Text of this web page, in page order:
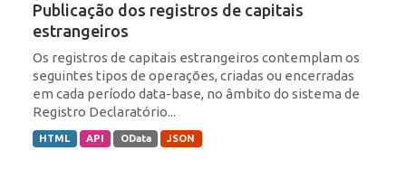
Publicação dos registros de capitais
estrangeiros
Os registros de capitais estrangeiros contemplam os
seguintes tipos de operações, criadas ou encerradas
em cada período data-base, no âmbito do sistema de
Registro Declaratório...
HTML API OData JSON